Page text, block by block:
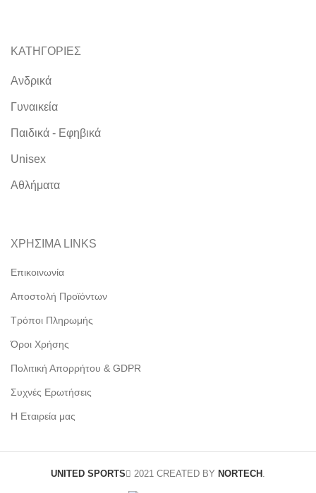
ΚΑΤΗΓΟΡΙΕΣ
Ανδρικά
Γυναικεία
Παιδικά - Εφηβικά
Unisex
Αθλήματα
ΧΡΗΣΙΜΑ LINKS
Επικοινωνία
Αποστολή Προϊόντων
Τρόποι Πληρωμής
Όροι Χρήσης
Πολιτική Απορρήτου & GDPR
Συχνές Ερωτήσεις
Η Εταιρεία μας
UNITED SPORTS 2021 CREATED BY NORTECH .